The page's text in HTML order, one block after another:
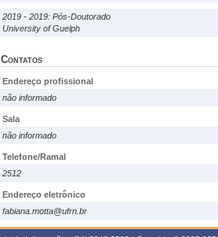
2019 - 2019: Pós-Doutorado
University of Guelph
Contatos
Endereço profissional
não informado
Sala
não informado
Telefone/Ramal
2512
Endereço eletrônico
fabiana.motta@ufrn.br